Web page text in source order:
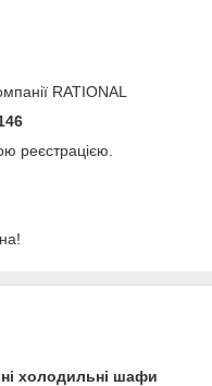
RATIONAL
реєстрацією.
холодильні шафи